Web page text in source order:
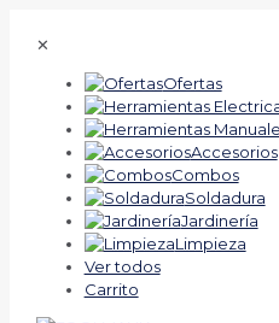
✕
Ofertas
Accesorios
Combos
Soldadura
Jardinería
Limpieza
Ver todos
Carrito